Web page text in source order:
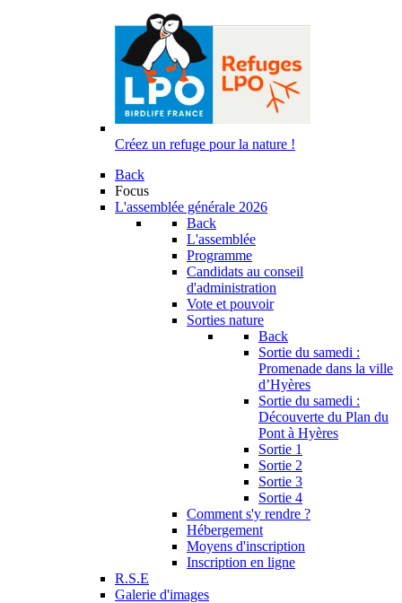
Créez un refuge pour la nature !
Back
Focus
L'assemblée générale 2026
Back
L'assemblée
Programme
Candidats au conseil
d'administration
Vote et pouvoir
Sorties nature
Back
Sortie du samedi :
Promenade dans la ville
d’Hyères
Sortie du samedi :
Découverte du Plan du
Pont à Hyères
Sortie 1
Sortie 2
Sortie 3
Sortie 4
Comment s'y rendre ?
Hébergement
Moyens d'inscription
Inscription en ligne
R.S.E
Galerie d'images